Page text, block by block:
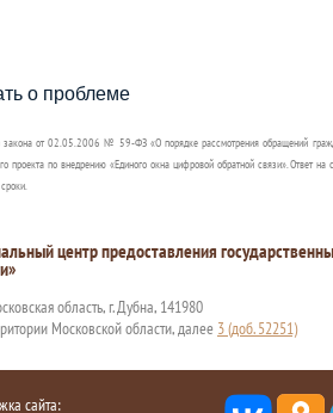
или пособия?
о проблеме
от 02.05.2006 № 59-ФЗ «О порядке рассмотрения обращений
проекта по внедрению «Единого окна цифровой обратной связи». Ответ
центр предоставления
область, г. Дубна, 141980
Московской области, далее 3 (доб. 52251)
сайта: